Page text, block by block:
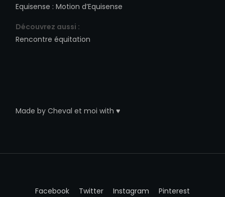
Equisense : Motion d’Equisense
Découvrez aussi :
Rencontre équitation
Made by Cheval et moi with ♥
Facebook Twitter Instagram Pinterest